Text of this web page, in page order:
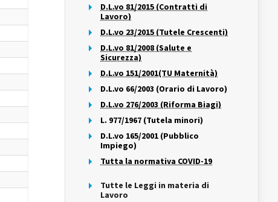
D.L.vo 81/2015 (Contratti di
Lavoro)
D.L.vo 23/2015 (Tutele Crescenti)
D.L.vo 81/2008 (Salute e
Sicurezza)
D.L.vo 151/2001(TU Maternità)
D.L.vo 66/2003 (Orario di Lavoro)
D.L.vo 276/2003 (Riforma Biagi)
L. 977/1967 (Tutela minori)
D.L.vo 165/2001 (Pubblico
Impiego)
Tutta la normativa COVID-19
Tutte le Leggi in materia di
Lavoro